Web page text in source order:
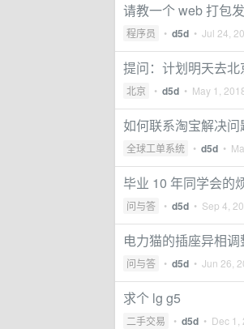
请教一个 web 打包
程序员 • d5d • Jul 24,
提问：计划明天去北
北京 • d5d • May 1,
如何联系淘宝解决问
全球工单系统 • d5d •
毕业 10 年同学会的
问与答 • d5d • Sep 4,
电力猫的插座异相调
问与答 • d5d • Jun 26,
求个 lg g5
二手交易 • d5d • Dec 1,